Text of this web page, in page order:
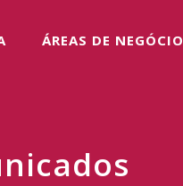
ÁREAS DE NEGÓCIO